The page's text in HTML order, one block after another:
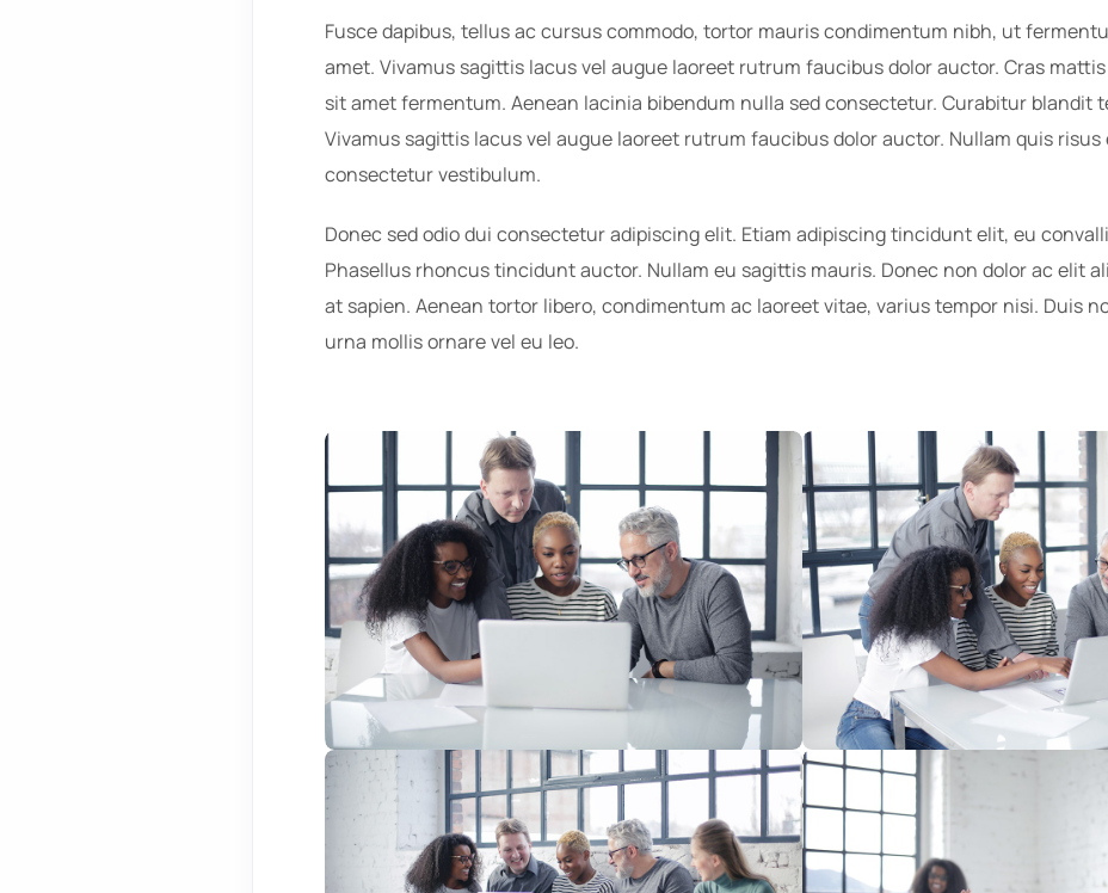
Fusce dapibus, tellus ac cursus commodo, tortor mauris condimentum nibh, ut
amet. Vivamus sagittis lacus vel augue laoreet rutrum faucibus dolor auctor. Cras
sit amet fermentum. Aenean lacinia bibendum nulla sed consectetur. Curabitur blandit
Vivamus sagittis lacus vel augue laoreet rutrum faucibus dolor auctor. Nullam quis risus
consectetur vestibulum.
Donec sed odio dui consectetur adipiscing elit. Etiam adipiscing tincidunt elit, eu
Phasellus rhoncus tincidunt auctor. Nullam eu sagittis mauris. Donec non dolor ac elit
at sapien. Aenean tortor libero, condimentum ac laoreet vitae, varius tempor nisi. Duis
urna mollis ornare vel eu leo.